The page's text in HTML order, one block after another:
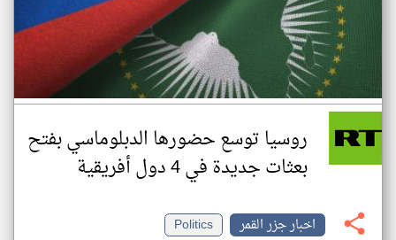
روسيا توسع حضورها الدبلوماسي بفتح
بعثات جديدة في 4 دول أفريقية
اخبار جزر القمر
Politics